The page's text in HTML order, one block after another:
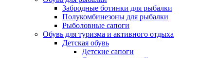
Забродные ботинки для рыбалки
Полукомбинезоны для рыбалки
Рыболовные сапоги
Обувь для туризма и активного отдыха
Детская обувь
Детские сапоги